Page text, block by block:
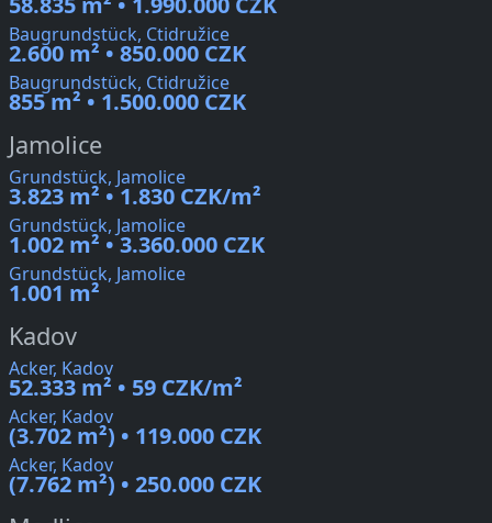
Baugrundstück, Ctidružice
2.600 m² • 850.000 CZK
Baugrundstück, Ctidružice
855 m² • 1.500.000 CZK
Jamolice
Grundstück, Jamolice
3.823 m² • 1.830 CZK/m²
Grundstück, Jamolice
1.002 m² • 3.360.000 CZK
Grundstück, Jamolice
1.001 m²
Kadov
Acker, Kadov
52.333 m² • 59 CZK/m²
Acker, Kadov
(3.702 m²) • 119.000 CZK
Acker, Kadov
(7.762 m²) • 250.000 CZK